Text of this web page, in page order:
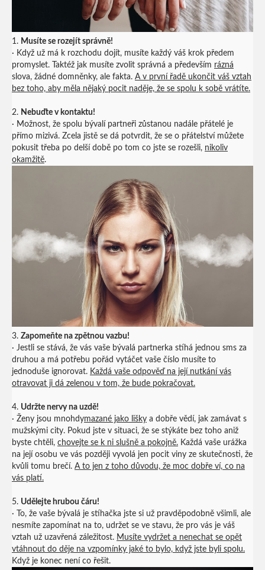
1. Musíte se rozejít správně!
· Když už má k rozchodu dojít, musíte každý váš krok předem
promyslet. Taktéž jak musíte zvolit správná a především rázná
slova, žádné domněnky, ale fakta. A v první řadě ukončit váš vztah
bez toho, aby měla nějaký pocit naděje, že se spolu k sobě vrátíte.
2. Nebuďte v kontaktu!
· Možnost, že spolu bývalí partneři zůstanou nadále přátelé je
přímo mizivá. Zcela jistě se dá potvrdit, že se o přátelství můžete
pokusit třeba po delší době po tom co jste se rozešli, nikoliv
okamžitě.
3. Zapomeňte na zpětnou vazbu!
· Jestli se stává, že vás vaše bývalá partnerka stíhá jednou sms za
druhou a má potřebu pořád vytáčet vaše číslo musíte to
jednoduše ignorovat. Každá vaše odpověď na její nutkání vás
otravovat ji dá zelenou v tom, že bude pokračovat.
4. Udržte nervy na uzdě!
· Ženy jsou mnohdymazané jako lišky a dobře vědí, jak zamávat s
mužskými city. Pokud jste v situaci, že se stýkáte bez toho aniž
byste chtěli, chovejte se k ni slušně a pokojně. Každá vaše urážka
na její osobu ve vás později vyvolá jen pocit viny ze skutečnosti, že
kvůli tomu brečí. A to jen z toho důvodu, že moc dobře ví, co na
vás platí.
5. Udělejte hrubou čáru!
· To, že vaše bývalá je stíhačka jste si už pravděpodobně všimli, ale
nesmíte zapomínat na to, udržet se ve stavu, že pro vás je váš
vztah už uzavřená záležitost. Musíte vydržet a nenechat se opět
vtáhnout do děje na vzpomínky jaké to bylo, když jste byli spolu.
Když je konec není co řešit.